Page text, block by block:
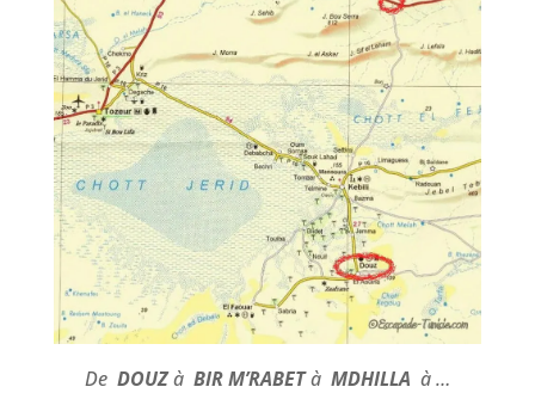
De DOUZà BIR M’RABETà MDHILLA à …